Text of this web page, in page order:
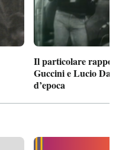
Il particolare
Guccini e Lucio
d’epoca